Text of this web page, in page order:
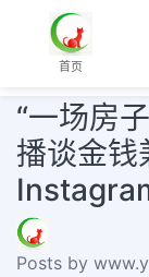
首页
“一场房
播谈金钱
Posts by